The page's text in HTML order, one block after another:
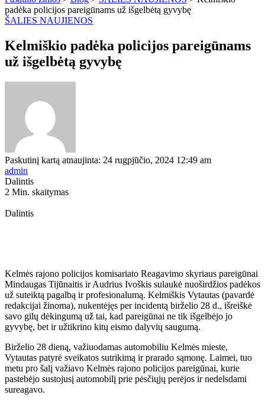
padėka policijos pareigūnams už išgelbėtą gyvybę
ŠALIES NAUJIENOS
Kelmiškio padėka policijos pareigūnams
už išgelbėtą gyvybę
Paskutinį kartą atnaujinta: 24 rugpjūčio, 2024 12:49 am
admin
Dalintis
2 Min. skaitymas
Dalintis
Kelmės rajono policijos komisariato Reagavimo skyriaus pareigūnai
Mindaugas Tijūnaitis ir Audrius Ivoškis sulaukė nuoširdžios padėkos
už suteiktą pagalbą ir profesionalumą. Kelmiškis Vytautas (pavardė
redakcijai žinoma), nukentėjęs per incidentą birželio 28 d., išreiškė
savo gilų dėkingumą už tai, kad pareigūnai ne tik išgelbėjo jo
gyvybę, bet ir užtikrino kitų eismo dalyvių saugumą.
Birželio 28 dieną, važiuodamas automobiliu Kelmės mieste,
Vytautas patyrė sveikatos sutrikimą ir prarado sąmonę. Laimei, tuo
metu pro šalį važiavo Kelmės rajono policijos pareigūnai, kurie
pastebėjo sustojusį automobilį prie pėsčiųjų perėjos ir nedelsdami
sureagavo.